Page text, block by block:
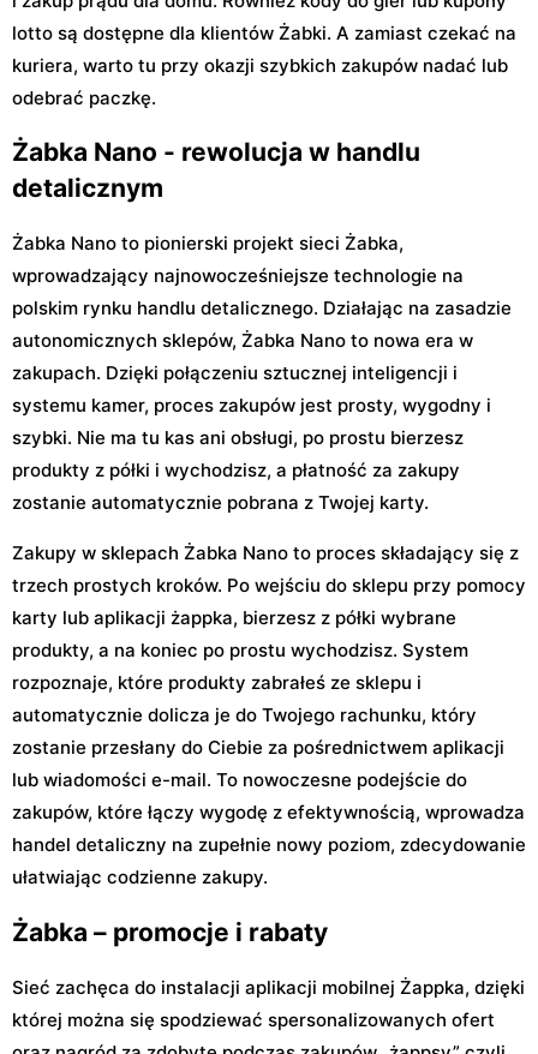
lotto są dostępne dla klientów Żabki. A zamiast czekać na
kuriera, warto tu przy okazji szybkich zakupów nadać lub
odebrać paczkę.
Żabka Nano - rewolucja w handlu
detalicznym
Żabka Nano to pionierski projekt sieci Żabka,
wprowadzający najnowocześniejsze technologie na
polskim rynku handlu detalicznego. Działając na zasadzie
autonomicznych sklepów, Żabka Nano to nowa era w
zakupach. Dzięki połączeniu sztucznej inteligencji i
systemu kamer, proces zakupów jest prosty, wygodny i
szybki. Nie ma tu kas ani obsługi, po prostu bierzesz
produkty z półki i wychodzisz, a płatność za zakupy
zostanie automatycznie pobrana z Twojej karty.
Zakupy w sklepach Żabka Nano to proces składający się z
trzech prostych kroków. Po wejściu do sklepu przy pomocy
karty lub aplikacji żappka, bierzesz z półki wybrane
produkty, a na koniec po prostu wychodzisz. System
rozpoznaje, które produkty zabrałeś ze sklepu i
automatycznie dolicza je do Twojego rachunku, który
zostanie przesłany do Ciebie za pośrednictwem aplikacji
lub wiadomości e-mail. To nowoczesne podejście do
zakupów, które łączy wygodę z efektywnością, wprowadza
handel detaliczny na zupełnie nowy poziom, zdecydowanie
ułatwiając codzienne zakupy.
Żabka – promocje i rabaty
Sieć zachęca do instalacji aplikacji mobilnej Żappka, dzięki
której można się spodziewać spersonalizowanych ofert